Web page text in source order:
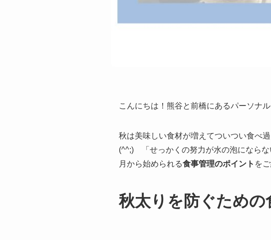
こんにちは！熊谷と前橋にあるパーソナル
秋は美味しい食材が増えてついつい食べ
(^^;) 「せっかくの努力が水の泡にならな
月から始められる食事管理のポイント を
秋太りを防ぐための